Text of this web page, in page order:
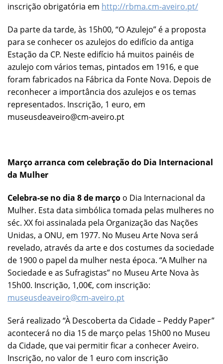
inscrição obrigatória em http://rbma.cm-aveiro.pt/
Da parte da tarde, às 15h00, “O Azulejo” é a proposta
para se conhecer os azulejos do edifício da antiga
Estação da CP. Neste edifício há muitos painéis de
azulejo com vários temas, pintados em 1916, e que
foram fabricados na Fábrica da Fonte Nova. Depois de
reconhecer a importância dos azulejos e os temas
representados. Inscrição, 1 euro, em
museusdeaveiro@cm-aveiro.pt
Março arranca com celebração do Dia Internacional
da Mulher
Celebra-se no dia 8 de março o Dia Internacional da
Mulher. Esta data simbólica tomada pelas mulheres no
séc. XX foi assinalada pela Organização das Nações
Unidas, a ONU, em 1977. No Museu Arte Nova será
revelado, através da arte e dos costumes da sociedade
de 1900 o papel da mulher nesta época. “A Mulher na
Sociedade e as Sufragistas” no Museu Arte Nova às
15h00. Inscrição, 1,00€, com inscrição:
museusdeaveiro@cm-aveiro.pt
Será realizado “À Descoberta da Cidade – Peddy Paper”
acontecerá no dia 15 de março pelas 15h00 no Museu
da Cidade, que vai permitir ficar a conhecer Aveiro.
Inscrição, no valor de 1 euro com inscrição